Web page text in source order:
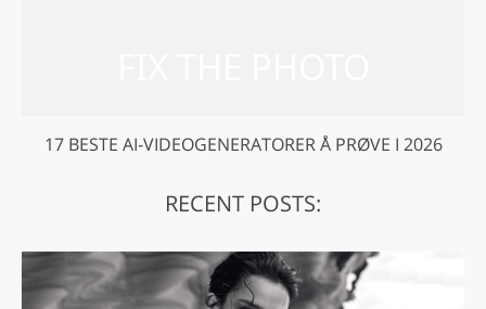
17 BESTE AI-VIDEOGENERATORER Å PRØVE I 2026
RECENT POSTS: